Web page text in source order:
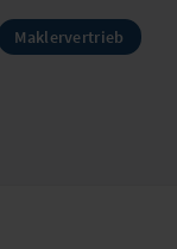
Maklervertrieb